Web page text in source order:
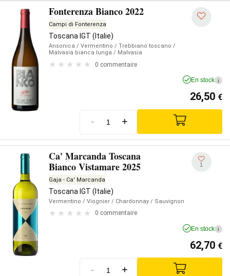
Fonterenza Bianco 2022
Campi di Fonterenza
Toscana IGT (Italie)
Ansonica / Vermentino / Trebbiano toscano /
Malvasia bianca lunga / Malvasia
0 commentaire
En stock i
26,50 €
- +
Ca' Marcanda Toscana
Bianco Vistamare 2025
Gaja - Ca' Marcanda
Toscana IGT (Italie)
Vermentino / Viognier / Chardonnay / Sauvignon
0 commentaire
1
En stock i
62,70 €
- +